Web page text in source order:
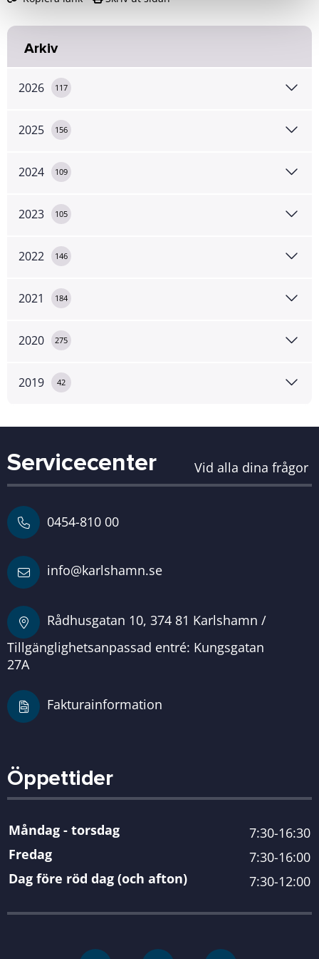
Arkiv
2026 117
2025 156
2024 109
2023 105
2022 146
2021 184
2020 275
2019 42
Servicecenter Vid alla dina frågor
0454-810 00
info@karlshamn.se
Rådhusgatan 10, 374 81 Karlshamn /
Tillgänglighetsanpassad entré: Kungsgatan
27A
Fakturainformation
Öppettider
Måndag - torsdag
7:30-16:30
Fredag
7:30-16:00
Dag före röd dag (och afton)
7:30-12:00